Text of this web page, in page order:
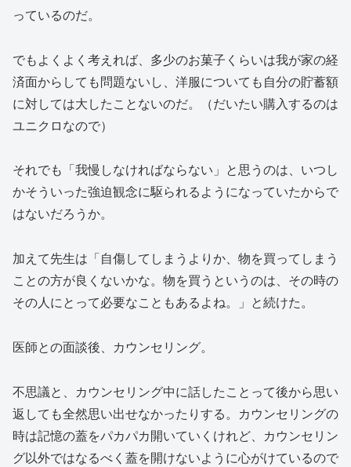
っているのだ。
でもよくよく考えれば、多少のお菓子くらいは我が家の経
済面からしても問題ないし、洋服についても自分の貯蓄額
に対しては大したことないのだ。（だいたい購入するのは
ユニクロなので）
それでも「我慢しなければならない」と思うのは、いつし
かそういった強迫観念に駆られるようになっていたからで
はないだろうか。
加えて先生は「自傷してしまうよりか、物を買ってしまう
ことの方が良くないかな。物を買うというのは、その時の
その人にとって必要なこともあるよね。」と続けた。
医師との面談後、カウンセリング。
不思議と、カウンセリング中に話したことって後から思い
返しても全然思い出せなかったりする。カウンセリングの
時は記憶の蓋をパカパカ開いていくけれど、カウンセリン
グ以外ではなるべく蓋を開けないように心がけているので